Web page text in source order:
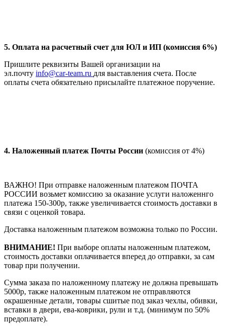
5. Оплата на расчетный счет для ЮЛ и ИП (комиссия 6%)
Пришлите реквизиты Вашей организации на
эл.почту info@car-team.ru для выставления счета. После
оплаты счета обязательно присылайте платежное поручение.
4. Наложенный платеж Почты России (комиссия от 4%)
ВАЖНО! При отправке наложенным платежом ПОЧТА
РОССИИ возьмет комиссию за оказание услуги наложеннго
платежа 150-300р, также увеличивается стоимость доставки в
связи с оценкой товара.
Доставка наложенным платежом возможна только по России.
ВНИМАНИЕ! При выборе оплаты наложенным платежом,
стоимость доставки оплачивается вперед до отправки, за сам
товар при получении.
Сумма заказа по наложенному платежу не должна превышать
5000р, также наложенным платежом не отправляются
окрашенные детали, товары сшитые под заказ чехлы, обивки,
вставки в двери, ева-коврики, рули и т.д. (минимум по 50%
предоплате).